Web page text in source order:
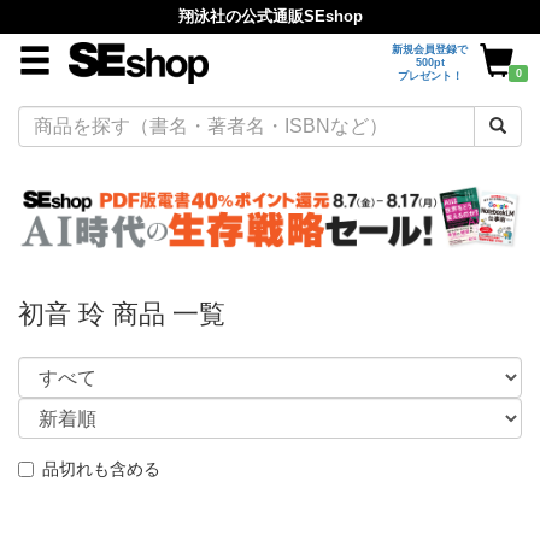
翔泳社の公式通販SEshop
新規会員登録で
500pt
プレゼント！
0
初音 玲 商品 一覧
品切れも含める